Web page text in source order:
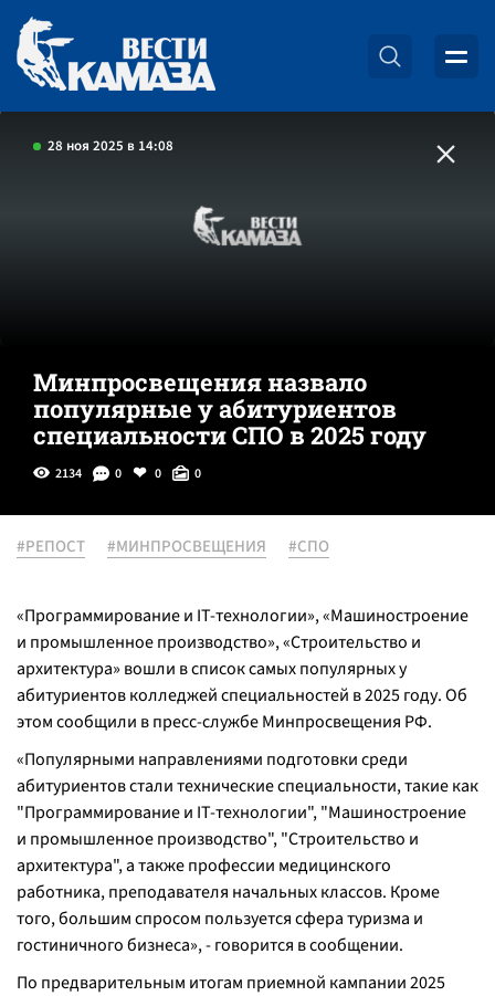
28 ноя 2025 в 14:08
Минпросвещения назвало
популярные у абитуриентов
специальности СПО в 2025 году
2134 0 0 0
#РЕПОСТ #МИНПРОСВЕЩЕНИЯ #СПО
«Программирование и IT-технологии», «Машиностроение
и промышленное производство», «Строительство и
архитектура» вошли в список самых популярных у
абитуриентов колледжей специальностей в 2025 году. Об
этом сообщили в пресс-службе Минпросвещения РФ.
«Популярными направлениями подготовки среди
абитуриентов стали технические специальности, такие как
"Программирование и IT-технологии", "Машиностроение
и промышленное производство", "Строительство и
архитектура", а также профессии медицинского
работника, преподавателя начальных классов. Кроме
того, большим спросом пользуется сфера туризма и
гостиничного бизнеса», - говорится в сообщении.
По предварительным итогам приемной кампании 2025